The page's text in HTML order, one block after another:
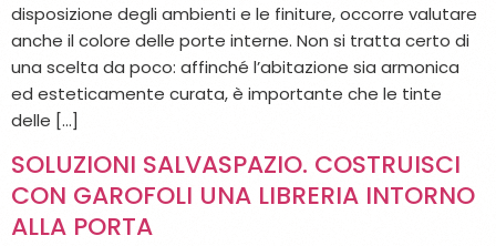
disposizione degli ambienti e le finiture, occorre valutare
anche il colore delle porte interne. Non si tratta certo di
una scelta da poco: affinché l’abitazione sia armonica
ed esteticamente curata, è importante che le tinte
delle […]
SOLUZIONI SALVASPAZIO. COSTRUISCI
CON GAROFOLI UNA LIBRERIA INTORNO
ALLA PORTA